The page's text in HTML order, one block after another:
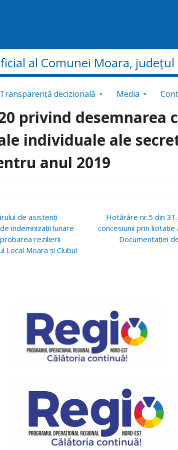
al Comunei Moara, județul
Transparență decizională Media
privind desemnarea
individuale ale
anul 2019
de asistenți
indemnizații lunare
rezilierii
Local Moara și Clubul
Hotărâre nr.5 din
concesiunii prin
Documentației